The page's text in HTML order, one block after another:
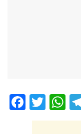
Fa
ce
T
wi
W
ha